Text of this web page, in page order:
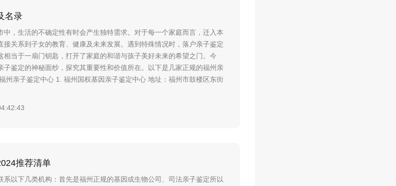
名录
中，生活的不确定性有时会产生独特需求。对于每一个家庭而言，迁入本
接关系到子女的教育、健康及未来发展。遇到特殊情况时，落户亲子鉴定
相当于一扇门钥匙，打开了家庭的和谐与孩子美好未来的希望之门。今
子鉴定的神秘面纱，探究其重要性和价值所在。以下是几家正规的福州亲
州亲子鉴定中心 1. 福州国权基因亲子鉴定中心 地址：福州市鼓楼区东街
推荐清单
系以下几类机构：首先是福州正规的基因或生物公司、司法亲子鉴定所以